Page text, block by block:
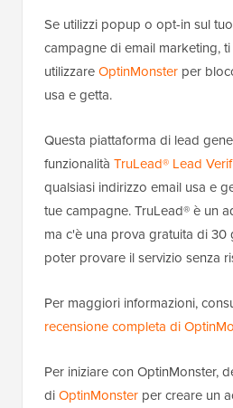
Se utilizzi popup o opt-in sul
campagne di email marketing,
utilizzareOptinMonster per
usa e getta.
Questa piattaforma di lead
funzionalità TruLead® Lead
qualsiasi indirizzo email usa e
tue campagne. TruLead® è un
ma c'è una prova gratuita di
poter provare il servizio senza
Per maggiori informazioni,
recensione completa di
Per iniziare con OptinMonster,
diOptinMonster per creare un